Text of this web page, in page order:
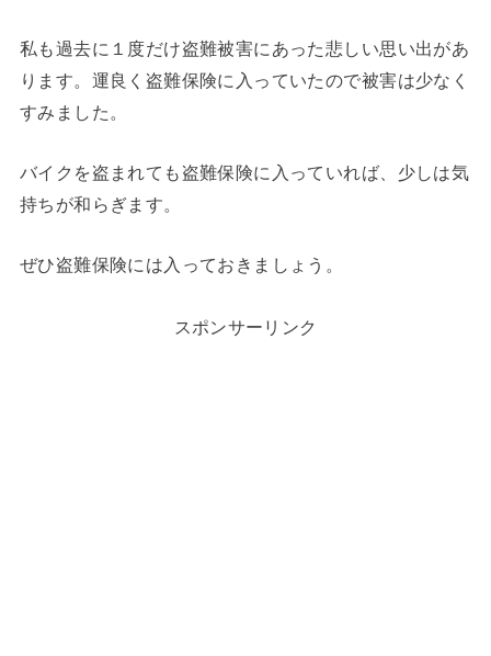
私も過去に１度だけ盗難被害にあった悲しい思い出があ
ります。運良く盗難保険に入っていたので被害は少なく
すみました。
バイクを盗まれても盗難保険に入っていれば、少しは気
持ちが和らぎます。
ぜひ盗難保険には入っておきましょう。
スポンサーリンク